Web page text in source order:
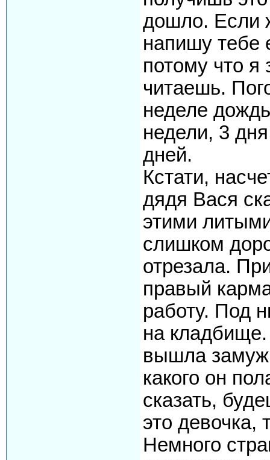
дошло. Если
напишу
потому что я
читаешь.
неделе
недели, 3
дней.
Кстати,
дядя Вася
этими
слишком
отрезала.
правый
работу. Под
на
вышла
какого он
сказать,
это девочка,
Немного